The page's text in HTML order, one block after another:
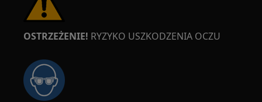
OSTRZEŻENIE! RYZYKO USZKODZENIA OCZU